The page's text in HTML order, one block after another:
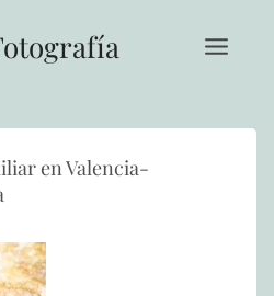
en Valencia-